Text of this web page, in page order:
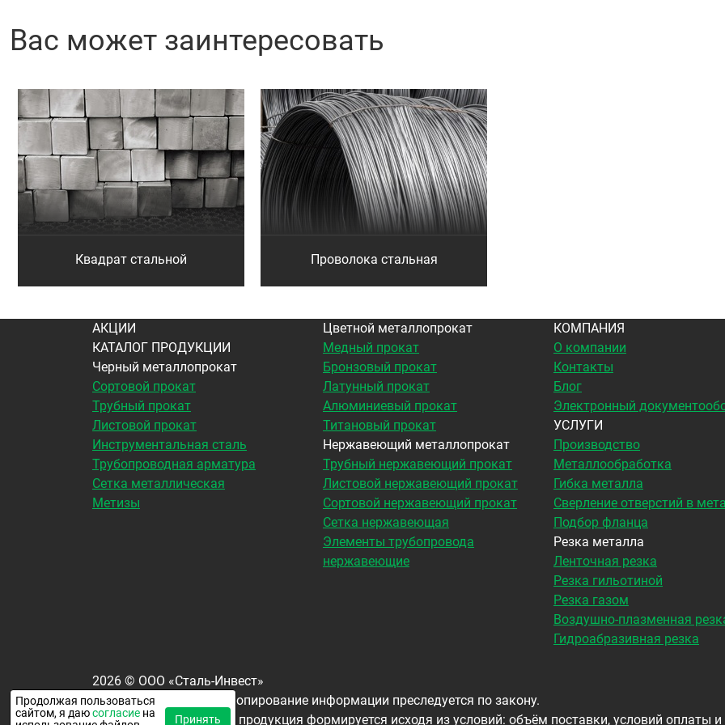
Вас может заинтересовать
Квадрат стальной Проволока стальная
АКЦИИ
КАТАЛОГ ПРОДУКЦИИ
Черный металлопрокат
Сортовой прокат
Трубный прокат
Листовой прокат
Инструментальная сталь
Трубопроводная арматура
Сетка металлическая
Метизы
Цветной металлопрокат
Медный прокат
Бронзовый прокат
Латунный прокат
Алюминиевый прокат
Титановый прокат
Нержавеющий металлопрокат
Трубный нержавеющий прокат
Листовой нержавеющий прокат
Сортовой нержавеющий прокат
Сетка нержавеющая
Элементы трубопровода
нержавеющие
КОМПАНИЯ
О компании
Контакты
Блог
Электронный
УСЛУГИ
Производство
Металлообработка
Гибка металла
Сверление отверстий в
Подбор фланца
Резка металла
Ленточная резка
Резка гильотиной
Резка газом
Воздушно-плазменная
Гидроабразивная резка
2026 © ООО «Сталь-Инвест»
Все права защищены. Копирование информации преследуется по закону.
Окончательная цена на продукция формируется исходя из условий: объём поставки, условий оплаты
Продолжая пользоваться
сайтом, я даюсогласие на
Принять